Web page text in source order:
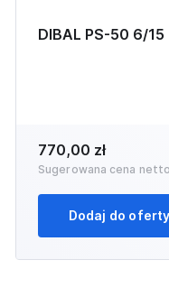
DIBAL PS-50 6/15
770,00 zł
Sugerowana cena
Dodaj do